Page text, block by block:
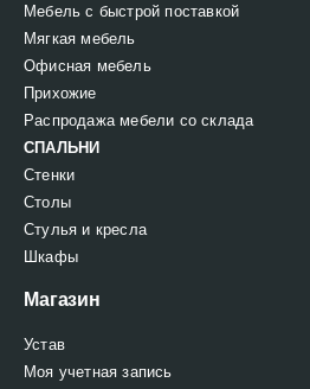
Мебель с быстрой поставкой
Мягкая мебель
Офисная мебель
Прихожие
Распродажа мебели со склада
СПАЛЬНИ
Стенки
Столы
Стулья и кресла
Шкафы
Магазин
Устав
Моя учетная запись